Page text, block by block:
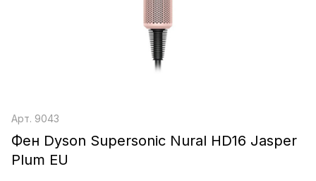
Арт. 9043
Фен Dyson Supersonic Nural HD16 Jasper
Plum EU